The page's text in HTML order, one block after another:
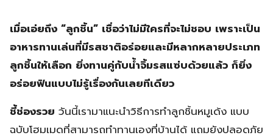
เมื่อเอ่ยถึง “ลูกชิ้น” เชื่อว่าไม่มีใครที่จะไม่ชอบ เพราะเป็น
อาหารทานเล่นที่มีรสชาติอร่อยและมีหลากหลายประเภท
ลูกชิ้นให้เลือก ยิ่งทานคู่กับน้ำจิ้มรสแซ่บด้วยแล้ว ก็ยิ่ง
อร่อยฟินแบบไม่รู้เรื่องกันเลยทีเดียว
ชี้ช่องรวย วันนี้เรามาแนะนำวิธีการทำลูกชิ้นหมูเด้ง แบบ
ฉบับโฮมเมดที่สามารถทำทานเองที่บ้านได้ แถมยังปลอดภัย